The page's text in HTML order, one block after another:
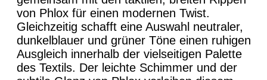
von Phlox für einen modernen Twist.
Gleichzeitig schafft eine Auswahl neutraler,
dunkelblauer und grüner Töne einen ruhigen
Ausgleich innerhalb der vielseitigen Palette
des Textils. Der leichte Schimmer und der